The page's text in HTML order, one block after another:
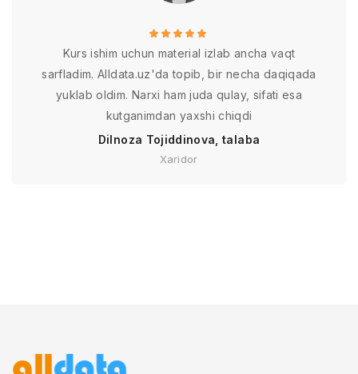
Kurs ishim uchun material izlab ancha vaqt
sarfladim. Alldata.uz'da topib, bir necha daqiqada
yuklab oldim. Narxi ham juda qulay, sifati esa
kutganimdan yaxshi chiqdi
Dilnoza Tojiddinova, talaba
Xaridor